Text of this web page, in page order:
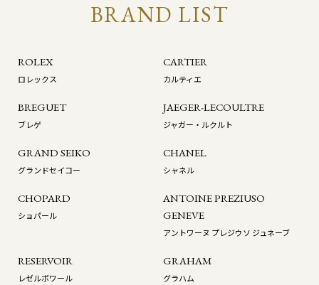
BRAND LIST
ROLEX
ロレックス
CARTIER
カルティエ
BREGUET
ブレゲ
JAEGER-LECOULTRE
ジャガー・ルクルト
GRAND SEIKO
グランドセイコー
CHANEL
シャネル
CHOPARD
ショパール
ANTOINE PREZIUSO
GENEVE
アントワーヌ プレジウソ ジュネーブ
RESERVOIR
レゼルボワール
GRAHAM
グラハム